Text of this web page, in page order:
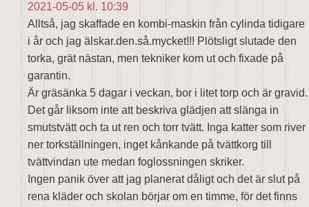
2021-05-05 kl. 10:39
Alltså, jag skaffade en kombi-maskin från cylinda tidigare
i år och jag älskar.den.så.mycket!!! Plötsligt slutade den
torka, grät nästan, men tekniker kom ut och fixade på
garantin.
Är gräsänka 5 dagar i veckan, bor i litet torp och är gravid.
Det går liksom inte att beskriva glädjen att slänga in
smutstvätt och ta ut ren och torr tvätt. Inga katter som river
ner torkställningen, inget kånkande på tvättkorg till
tvättvindan ute medan foglossningen skriker.
Ingen panik över att jag planerat dåligt och det är slut på
rena kläder och skolan börjar om en timme, för det finns